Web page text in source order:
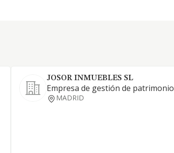
JOSOR INMUEBLES SL
Empresa de gestión de patrimonio
MADRID